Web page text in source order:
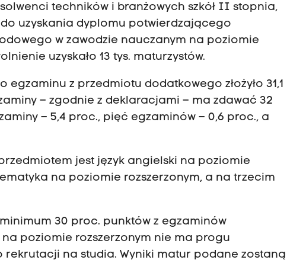
techników i branżowych szkół II stopnia,
do uzyskania dyplomu potwierdzającego
w zawodzie nauczanym na poziomie
uzyskało 13 tys. maturzystów.
z przedmiotu dodatkowego złożyło 31,1
– zgodnie z deklaracjami – ma zdawać 32
– 5,4 proc., pięć egzaminów – 0,6 proc., a
jest język angielski na poziomie
na poziomie rozszerzonym, a na trzecim
30 proc. punktów z egzaminów
poziomie rozszerzonym nie ma progu
rekrutacji na studia. Wyniki matur podane zostaną